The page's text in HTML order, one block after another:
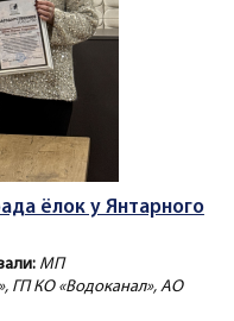
ёлок у Янтарного
МП
ГП КО «Водоканал», АО